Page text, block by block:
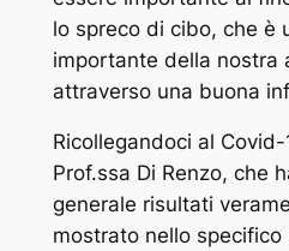
lo spreco di cibo, che è
importante della nostra
attraverso una buona
Ricollegandoci al
Prof.ssa Di Renzo, che
generale risultati
mostrato nello